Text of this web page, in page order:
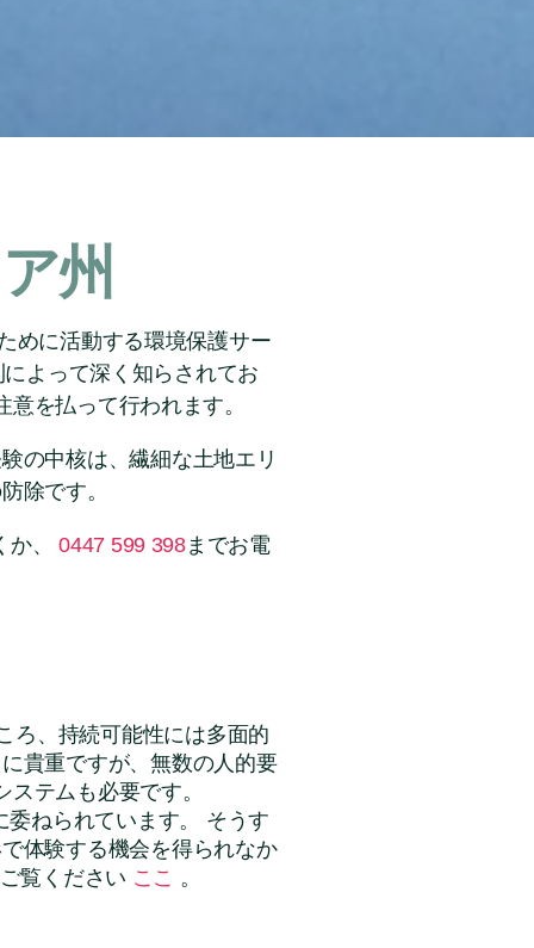
州
めに活動する環境保護サー
よって深く知らされてお
を払って行われます。
の中核は、繊細な土地エリ
除です。
か、0447 599 398までお電
ろ、持続可能性には多面的
貴重ですが、無数の人的要
テムも必要です。
ねられています。 そうす
体験する機会を得られなか
覧ください ここ 。